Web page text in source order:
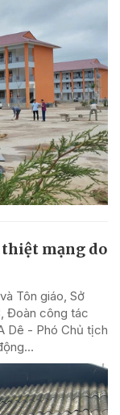
mạng do
Tôn giáo, Sở
Đoàn công tác
Dê - Phó Chủ tịch